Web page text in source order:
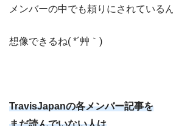
メンバーの中でも頼りにされている
想像できるね( *´艸｀)
TravisJapanの各メンバー記事を